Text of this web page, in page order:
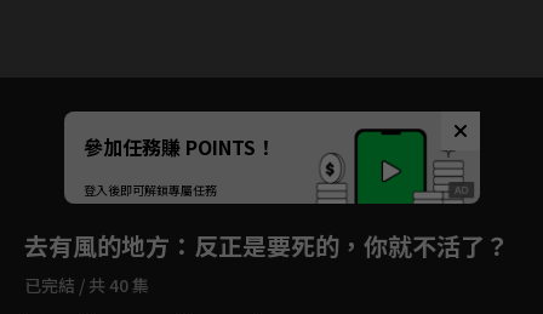
Unmute
參加任務賺 POINTS！
登入後即可解鎖專屬任務
去有風的地方 ：反正是要死的，你就不活了？
已完結 / 共 40 集